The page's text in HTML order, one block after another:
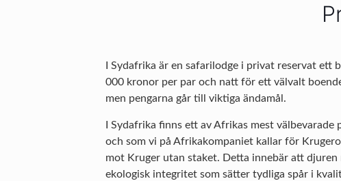
I Sydafrika är en safarilodge i privat reservat
000 kronor per par och natt för ett välvalt
men pengarna går till viktiga ändamål.
I Sydafrika finns ett av Afrikas mest
och som vi på Afrikakompaniet kallar för
mot Kruger utan staket. Detta innebär att
ekologisk integritet som sätter tydliga spår i